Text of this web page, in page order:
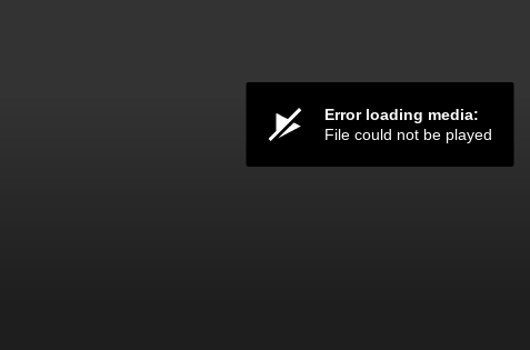
Error loading media:
File could not be played